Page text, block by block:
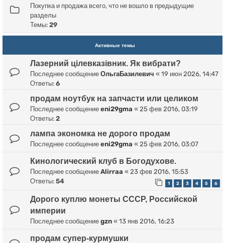
Покупка и продажа всего, что не вошло в предыдущие
разделы
Темы: 29
Активные темы
Лазерний цілевказівник. Як вибрати?
Последнее сообщение ОльгаБазилевич « 19 июн 2026, 14:47
Ответы: 6
продам ноутбук на запчасти или целиком
Последнее сообщение eni29gma « 25 фев 2016, 03:19
Ответы: 2
лампа экономка не дорого продам
Последнее сообщение eni29gma « 25 фев 2016, 03:07
Кинологический клуб в Богодухове.
Последнее сообщение Alirraa « 23 фев 2016, 15:53
Ответы: 54 1 2 3 4 5 6
Дорого куплю монеты СССР, Российской
империи
Последнее сообщение gzn « 13 янв 2016, 16:23
продам супер-курмушки